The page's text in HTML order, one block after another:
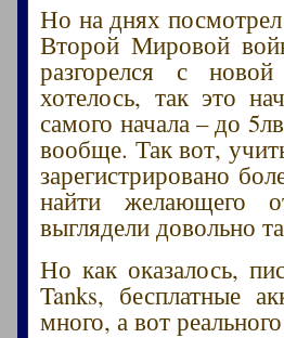
Но на днях
Второй Мировой
разгорелся с
хотелось, так это
самого начала – до
вообще. Так вот,
зарегистрировано
найти желающего
выглядели довольно
Но как оказалось,
Tanks, бесплатные
много, а вот